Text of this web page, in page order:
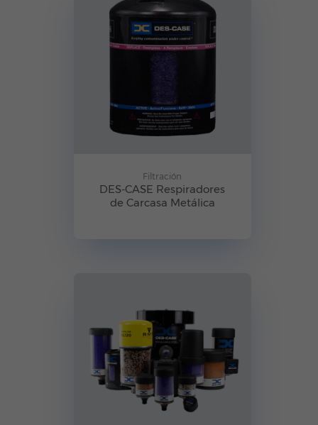
Filtración
DES-CASE Respiradores
de Carcasa Metálica